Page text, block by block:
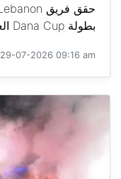
بطولة Dana Cup العالمية في الدنمارك لفئة...
29-07-2026 09:16 am